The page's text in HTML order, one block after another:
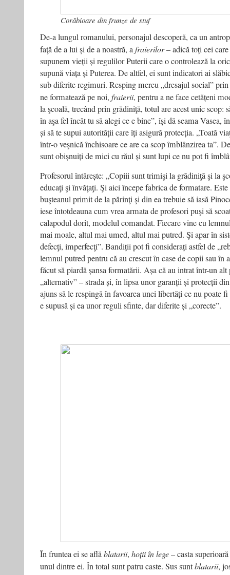
Corăbioare din frunze de stuf
De-a lungul romanului, personajul descoperă, ca un
faţă de a lui și de a noastră, afraierilor– adică toți cei
supunem vieții și regulilor Puterii care o controlează la
supună viața și Puterea. De altfel, ei sunt indicatori ai
sub diferite regimuri. Resping mereu „dresajul social”
ne formatează pe noi, fraierii, pentru a ne face cetățeni
la şcoală, trecând prin grădiniţă, totul are acest unic scop:
în aşa fel încât tu să alegi ce e bine”, își dă seama Vasea,
și să te supui autorității care îți asigură protecția. „Toată
într‑o veşnică închisoare ce are ca scop îmblânzirea ta”.
sunt obișnuiți de mici cu răul și sunt lupi ce nu pot fi
Profesorul întărește: „Copiii sunt trimişi la grădiniţă şi la
educaţi şi învăţaţi. Şi aici începe fabrica de formatare.
buşteanul primit de la părinţi şi din ea trebuie să iasă
iese întotdeauna cum vrea armata de profesori puşi să
calapodul dorit, modelul comandat. Fiecare vine cu
mai moale, altul mai umed, altul mai putred. Şi apar în
defecţi, imperfecţi”. Bandiții pot fi considerați astfel de
lemnul putred pentru că au crescut în case de copii sau în
făcut să piardă șansa formatării. Așa că au intrat într-un alt
„alternativ” – strada și, în lipsa unor garanții și protecții
ajuns să le respingă în favoarea unei libertăți ce nu poate
e supusă și ea unor reguli sfinte, dar diferite și „corecte”.
În fruntea ei se aflăblatarii, hoții în lege– casta
unul dintre ei. În total sunt patru caste. Sus suntblatarii,